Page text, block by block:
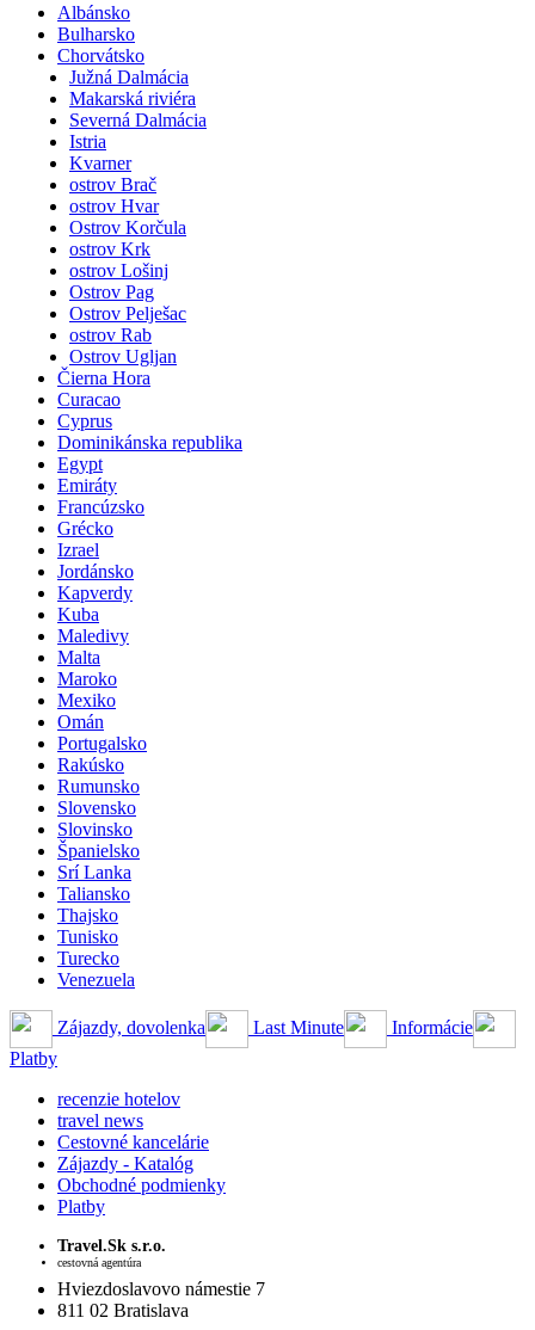
Albánsko
Bulharsko
Chorvátsko
Južná Dalmácia
Makarská riviéra
Severná Dalmácia
Istria
Kvarner
ostrov Brač
ostrov Hvar
Ostrov Korčula
ostrov Krk
ostrov Lošinj
Ostrov Pag
Ostrov Pelješac
ostrov Rab
Ostrov Ugljan
Čierna Hora
Curacao
Cyprus
Dominikánska republika
Egypt
Emiráty
Francúzsko
Grécko
Izrael
Jordánsko
Kapverdy
Kuba
Maledivy
Malta
Maroko
Mexiko
Omán
Portugalsko
Rakúsko
Rumunsko
Slovensko
Slovinsko
Španielsko
Srí Lanka
Taliansko
Thajsko
Tunisko
Turecko
Venezuela
Zájazdy, dovolenka Last Minute
Informácie
Platby
recenzie hotelov
travel news
Cestovné kancelárie
Zájazdy - Katalóg
Obchodné podmienky
Platby
Travel.Sk s.r.o.
cestovná agentúra
Hviezdoslavovo námestie 7
811 02 Bratislava